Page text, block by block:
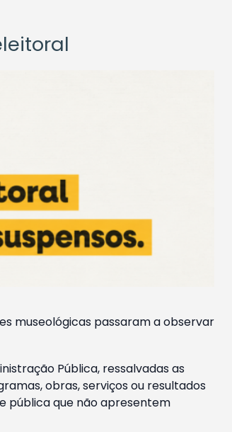
museológicas passaram a observar
Pública, ressalvadas as
obras, serviços ou resultados
pública que não apresentem